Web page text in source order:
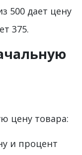
500 дает цену
375.
цену товара:
и процент